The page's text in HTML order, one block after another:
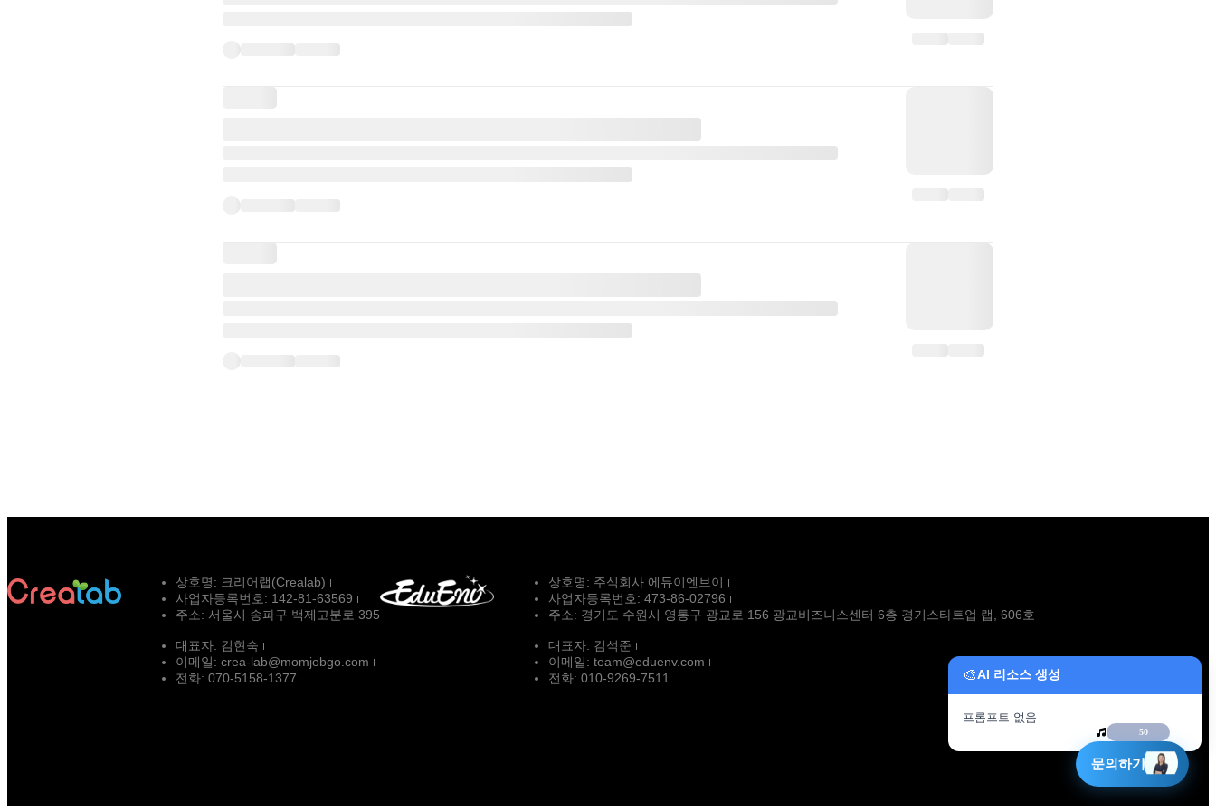
파일 업로드
🎨AI 리소스 생성
프롬프트 없음
상호명: 크리어랩(Crealab)
사업자등록번호: 142-81-63569
주소: 서울시 송파구 백제고분로 395
대표자: 김현숙
이메일: crea-lab@momjobgo.com
전화: 070-5158-1377
상호명: 주식회사 에듀이엔브이
사업자등록번호: 473-86-02796
주소: 경기도 수원시 영통구 광교로 156 광교비즈니스센터 6층 경기스타트업 랩, 606호
대표자: 김석준
이메일: team@eduenv.com
전화: 010-9269-7511
50
문의하기